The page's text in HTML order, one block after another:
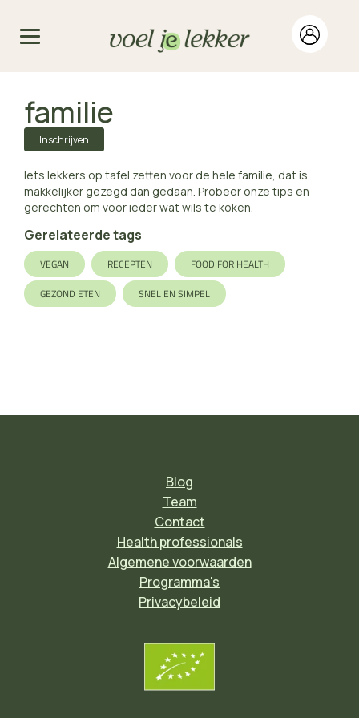
familie
Inschrijven
Iets lekkers op tafel zetten voor de hele familie, dat is
makkelijker gezegd dan gedaan. Probeer onze tips en
gerechten om voor ieder wat wils te koken.
Gerelateerde tags
VEGAN RECEPTEN
FOOD FOR HEALTH
GEZOND ETEN
SNEL EN SIMPEL
Blog
Team
Contact
Health professionals
Algemene voorwaarden
Programma's
Privacybeleid